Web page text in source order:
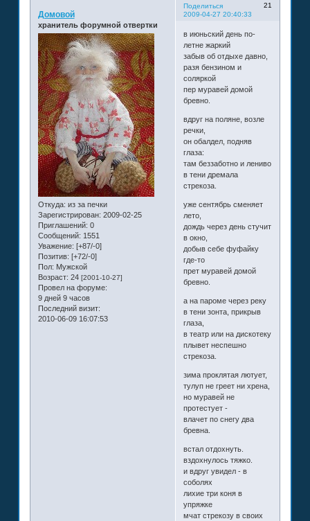
Поделиться
21
2009-04-27 20:40:33
Домовой
хранитель форумной отвертки
Откуда: из за печки
Зарегистрирован: 2009-02-25
Приглашений: 0
Сообщений: 1551
Уважение: [+87/-0]
Позитив: [+72/-0]
Пол: Мужской
Возраст: 24 [2001-10-27]
Провел на форуме:
9 дней 9 часов
Последний визит:
2010-06-09 16:07:53
в июньский день по-
летне жаркий
забыв об отдыхе давно,
разя бензином и
соляркой
пер муравей домой
бревно.
вдруг на поляне, возле
речки,
он обалдел, подняв
глаза:
там беззаботно и лениво
в тени дремала
стрекоза.
уже сентябрь сменяет
лето,
дождь через день стучит
в окно,
добыв себе фуфайку
где-то
прет муравей домой
бревно.
а на пароме через реку
в тени зонта, прикрыв
глаза,
в театр или на дискотеку
плывет неспешно
стрекоза.
зима проклятая лютует,
тулуп не греет ни хрена,
но муравей не
протестует -
влачет по снегу два
бревна.
встал отдохнуть.
вздохнулось тяжко.
и вдруг увидел - в
соболях
лихие три коня в
упряжке
мчат стрекозу в своих